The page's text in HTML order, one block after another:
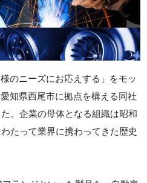
のニーズにお応えする」をモッ
知県西尾市に拠点を構える同社
。企業の母体となる組織は昭和
たって業界に携わってきた歴史